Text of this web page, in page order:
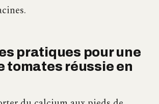
pratiques pour une
tomates réussie en